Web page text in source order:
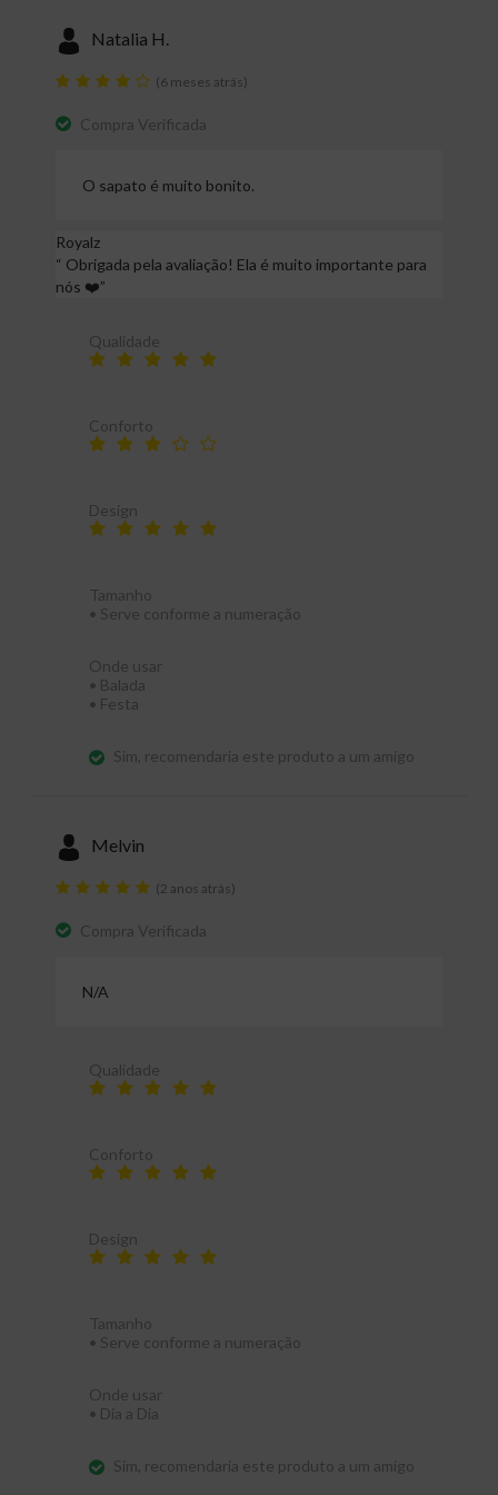
Natalia H.
(6 meses atrás)
Compra Verificada
O sapato é muito bonito.
Royalz
“ Obrigada pela avaliação! Ela é muito importante para
nós ❤️”
Qualidade
Conforto
Design
Tamanho
• Serve conforme a numeração
Onde usar
• Balada
• Festa
Sim, recomendaria este produto a um amigo
Melvin
(2 anos atrás)
Compra Verificada
N/A
Qualidade
Conforto
Design
Tamanho
• Serve conforme a numeração
Onde usar
• Dia a Dia
Sim, recomendaria este produto a um amigo